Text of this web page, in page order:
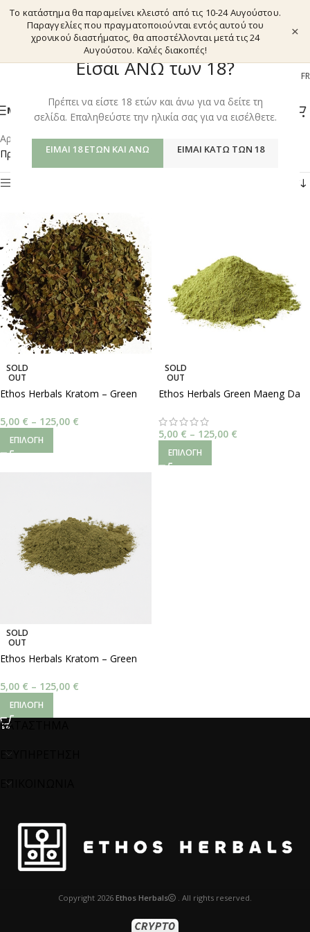
Είσαι ΑΝΩ των 18?
Πρέπει να είστε 18 ετών και άνω για να δείτε τη
σελίδα. Επαληθεύστε την ηλικία σας για να εισέλθετε.
ΕΊΜΑΙ 18 ΕΤΏΝ ΚΑΙ ΆΝΩ ΕΊΜΑΙ ΚΆΤΩ ΤΩΝ 18
Το κατάστημα θα παραμείνει κλειστό από τις 10-24 Αυγούστου.
Παραγγελίες που πραγματοποιούνται εντός αυτού του
χρονικού διαστήματος, θα αποστέλλονται μετά τις 24
Αυγούστου. Καλές διακοπές!
×
EL FR
ΜΕΝΟΎ
Αρχική σελίδα/Shop/Προϊόντα με ετικέτα “KRATOM GREEN”
Προβάλλονται όλα - 3 αποτελέσματα
SOLD
OUT
Ethos Herbals Kratom – Green
5,00 € – 125,00 €
ΕΠΙΛΟΓΉ
SOLD
OUT
Ethos Herbals Green Maeng Da
5,00 € – 125,00 €
ΕΠΙΛΟΓΉ
SOLD
OUT
Ethos Herbals Kratom – Green
5,00 € – 125,00 €
ΕΠΙΛΟΓΉ
ΚΑΤΑΣΤΗΜΑ
ΕΞΥΠΗΡΕΤΗΣΗ
ΕΠΙΚΟΙΝΩΝΙΑ
Copyright 2026 Ethos Herbals . All rights reserved.